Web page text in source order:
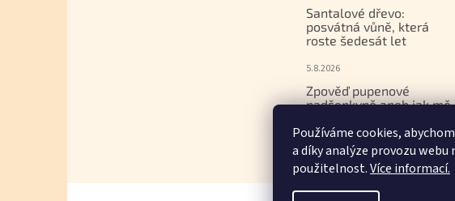
Používáme cookies,
a díky analýze provozu
použitelnost.Více informací.
Santalové dřevo:
posvátná vůně, která
roste šedesát let
5.8.2026
Zpověď pupenové
nadšenkyně aneb jak mě
gemmoterapií
17.7.2026